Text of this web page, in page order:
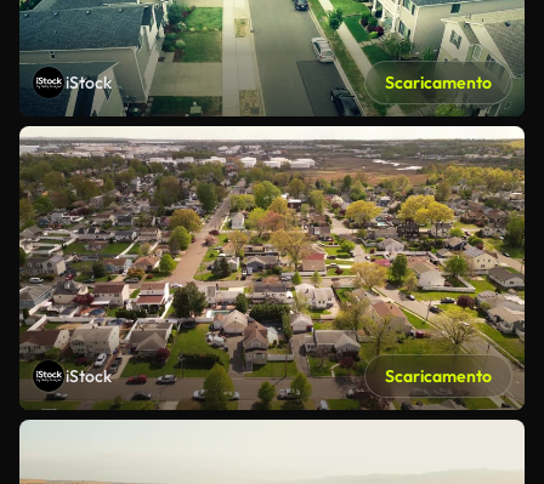
iStock Scaricamento
iStock Scaricamento